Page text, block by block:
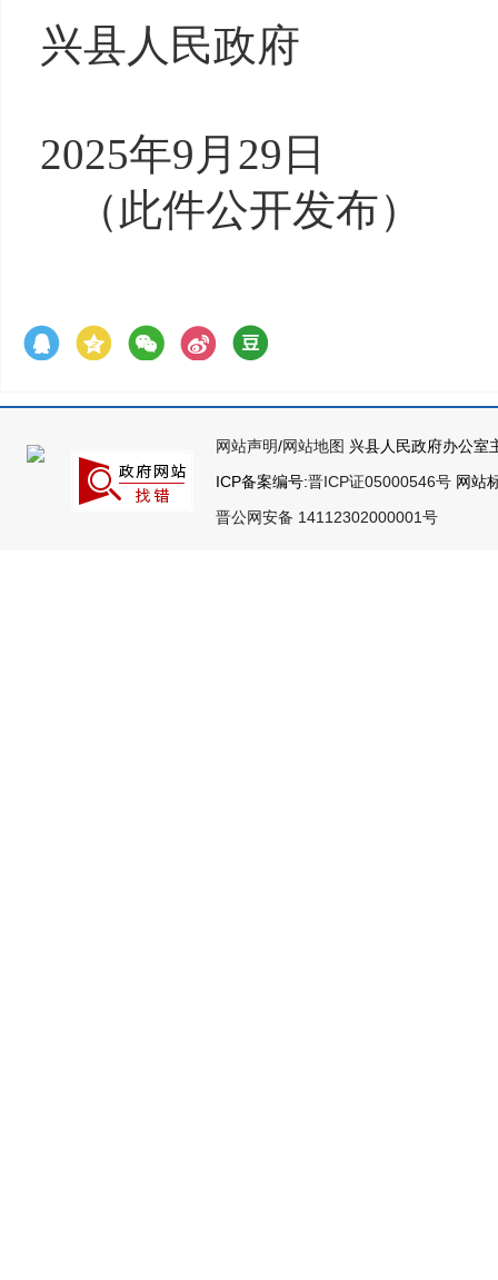
兴县人民政府
2025年9月 29 日
（ 此件公开发布）
网站声明/网站地图 兴县人民政府办公室
ICP备案编号:晋ICP证05000546号 网站
晋公网安备 14112302000001号